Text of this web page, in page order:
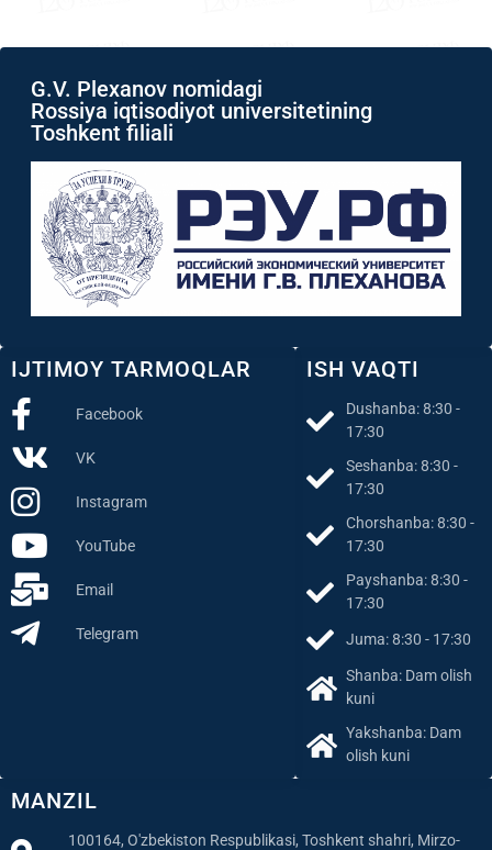
100164, O'zbekiston Respublikasi, Toshkent shahri, Mirzo-
Dushanba: 8:30 -
Seshanba: 8:30 -
Chorshanba: 8:30 -
Payshanba: 8:30 -
Juma: 8:30 - 17:30
Shanba: Dam olish
Yakshanba: Dam
Facebook
VK
Instagram
YouTube
Email
Telegram
G.V. Plexanov nomidagi
Toshkent filiali